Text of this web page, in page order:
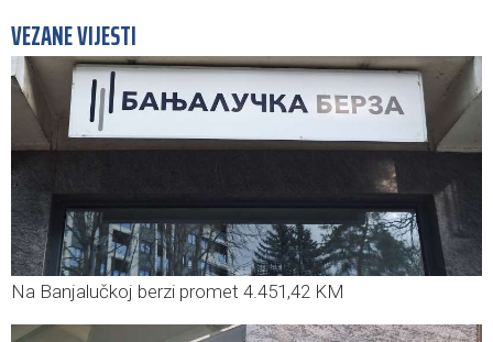
VEZANE VIJESTI
Na Banjalučkoj berzi promet 4.451,42 KM